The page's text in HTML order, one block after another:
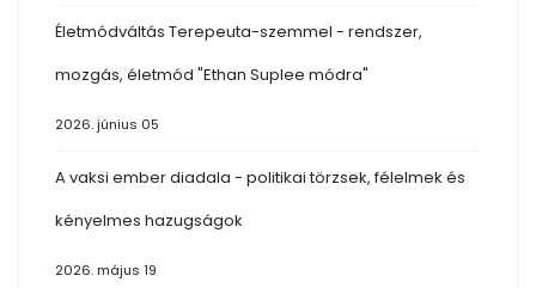
Életmódváltás Terepeuta-szemmel - rendszer,
mozgás, életmód "Ethan Suplee módra"
2026. június 05
A vaksi ember diadala - politikai törzsek, félelmek és
kényelmes hazugságok
2026. május 19